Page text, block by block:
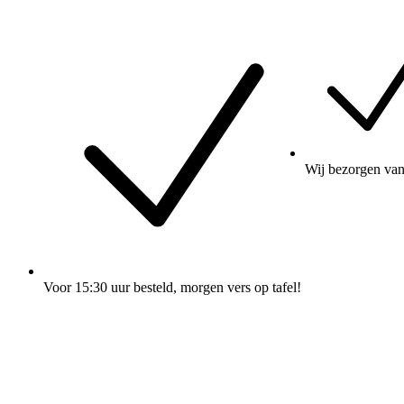
Voor 15:30 uur besteld, morgen vers op tafel!
Wij bezorgen